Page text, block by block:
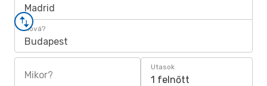
Madrid
Hová?
Budapest
Mikor?
Utasok
1 felnőtt